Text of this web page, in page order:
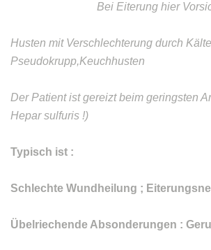
Bei Eiterung hier Vorsicht
Husten mit Verschlechterung durch
Pseudokrupp,Keuchhusten
Der Patient ist gereizt beim geringsten
Hepar sulfuris !)
Typisch ist :
Schlechte Wundheilung ;
Übelriechende Absonderungen :